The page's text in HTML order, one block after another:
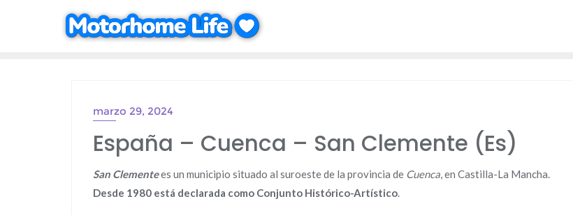
marzo 29, 2024
España – Cuenca – San Clemente (Es)
San Clementees un municipio situado al suroeste de la provincia de Cuenca, en Castilla-La Mancha.
Desde 1980 está declarada como Conjunto Histórico-Artístico.